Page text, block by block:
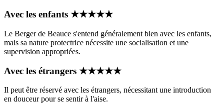
Avec les enfants ★★★★★
Le Berger de Beauce s'entend généralement bien avec les enfants,
mais sa nature protectrice nécessite une socialisation et une
supervision appropriées.
Avec les étrangers ★★★★★
Il peut être réservé avec les étrangers, nécessitant une introduction
en douceur pour se sentir à l'aise.